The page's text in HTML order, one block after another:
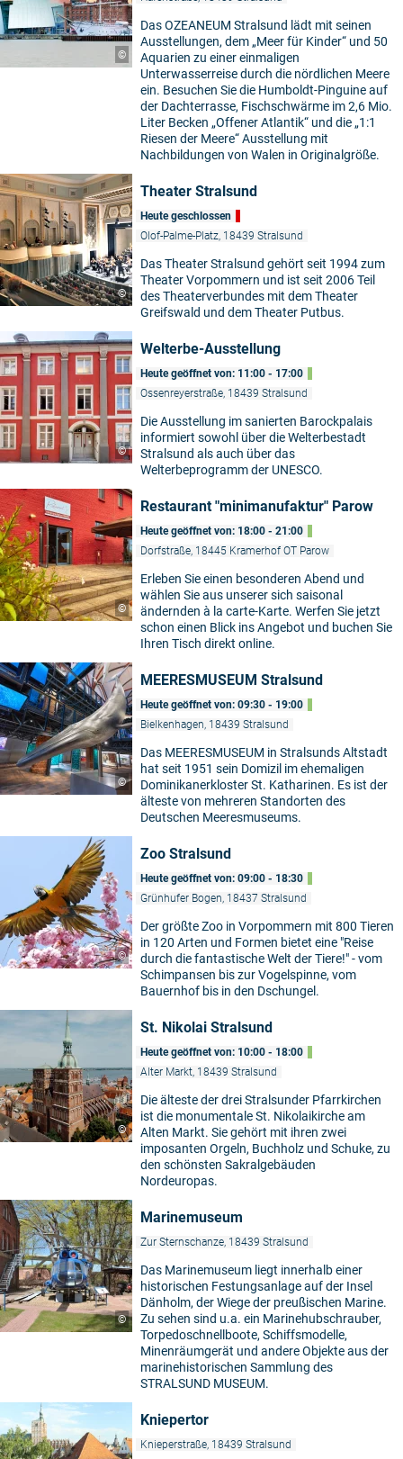
©
Das OZEANEUM Stralsund lädt mit seinen
Ausstellungen, dem „Meer für Kinder“ und 50
Aquarien zu einer einmaligen
Unterwasserreise durch die nördlichen Meere
ein. Besuchen Sie die Humboldt-Pinguine auf
der Dachterrasse, Fischschwärme im 2,6 Mio.
Liter Becken „Offener Atlantik“ und die „1:1
Riesen der Meere“ Ausstellung mit
Nachbildungen von Walen in Originalgröße.
©
Theater Stralsund
Heute geschlossen
Olof-Palme-Platz, 18439 Stralsund
Das Theater Stralsund gehört seit 1994 zum
Theater Vorpommern und ist seit 2006 Teil
des Theaterverbundes mit dem Theater
Greifswald und dem Theater Putbus.
©
Welterbe-Ausstellung
Heute geöffnet von: 11:00 - 17:00
Ossenreyerstraße, 18439 Stralsund
Die Ausstellung im sanierten Barockpalais
informiert sowohl über die Welterbestadt
Stralsund als auch über das
Welterbeprogramm der UNESCO.
©
Restaurant "minimanufaktur" Parow
Heute geöffnet von: 18:00 - 21:00
Dorfstraße, 18445 Kramerhof OT Parow
Erleben Sie einen besonderen Abend und
wählen Sie aus unserer sich saisonal
ändernden à la carte-Karte. Werfen Sie jetzt
schon einen Blick ins Angebot und buchen Sie
Ihren Tisch direkt online.
©
MEERESMUSEUM Stralsund
Heute geöffnet von: 09:30 - 19:00
Bielkenhagen, 18439 Stralsund
Das MEERESMUSEUM in Stralsunds Altstadt
hat seit 1951 sein Domizil im ehemaligen
Dominikanerkloster St. Katharinen. Es ist der
älteste von mehreren Standorten des
Deutschen Meeresmuseums.
©
Zoo Stralsund
Heute geöffnet von: 09:00 - 18:30
Grünhufer Bogen, 18437 Stralsund
Der größte Zoo in Vorpommern mit 800 Tieren
in 120 Arten und Formen bietet eine "Reise
durch die fantastische Welt der Tiere!" - vom
Schimpansen bis zur Vogelspinne, vom
Bauernhof bis in den Dschungel.
©
St. Nikolai Stralsund
Heute geöffnet von: 10:00 - 18:00
Alter Markt, 18439 Stralsund
Die älteste der drei Stralsunder Pfarrkirchen
ist die monumentale St. Nikolaikirche am
Alten Markt. Sie gehört mit ihren zwei
imposanten Orgeln, Buchholz und Schuke, zu
den schönsten Sakralgebäuden
Nordeuropas.
©
Marinemuseum
Zur Sternschanze, 18439 Stralsund
Das Marinemuseum liegt innerhalb einer
historischen Festungsanlage auf der Insel
Dänholm, der Wiege der preußischen Marine.
Zu sehen sind u.a. ein Marinehubschrauber,
Torpedoschnellboote, Schiffsmodelle,
Minenräumgerät und andere Objekte aus der
marinehistorischen Sammlung des
STRALSUND MUSEUM.
Kniepertor
Knieperstraße, 18439 Stralsund